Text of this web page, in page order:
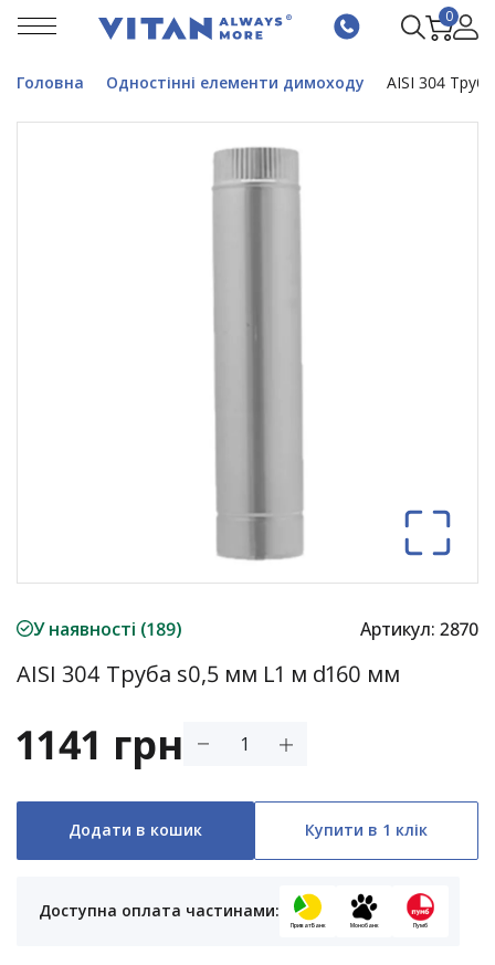
0
Головна Одностінні елементи димоходу AISI 304
У наявності (189) Артикул: 2870
AISI 304 Труба s0,5 мм L1 м d160 мм
1141 грн
Додати в кошик Купити в 1 клік
Доступна оплата частинами:
ПриватБанк Монобанк Пумб